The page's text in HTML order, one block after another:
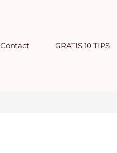
Contact GRATIS 10 TIPS